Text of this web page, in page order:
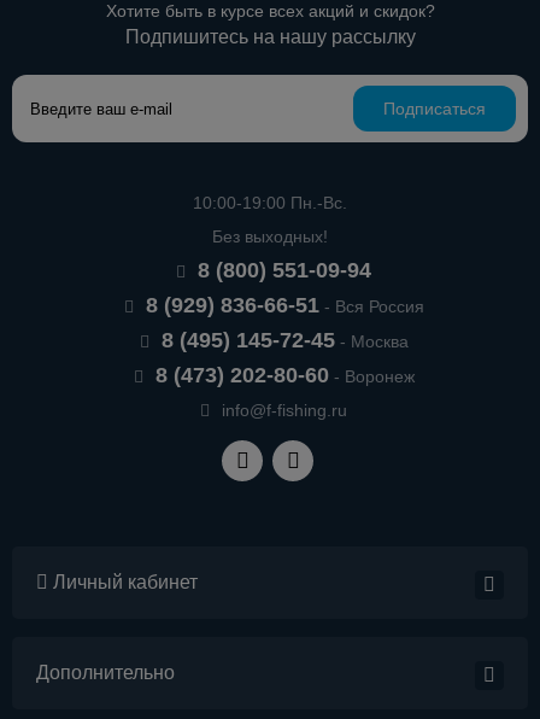
Хотите быть в курсе всех акций и скидок?
Подпишитесь на нашу рассылку
Подписаться
10:00-19:00 Пн.-Вс.
Без выходных!
8 (800) 551-09-94
8 (929) 836-66-51- Вся Россия
8 (495) 145-72-45- Москва
8 (473) 202-80-60- Воронеж
info@f-fishing.ru
Личный кабинет
Дополнительно